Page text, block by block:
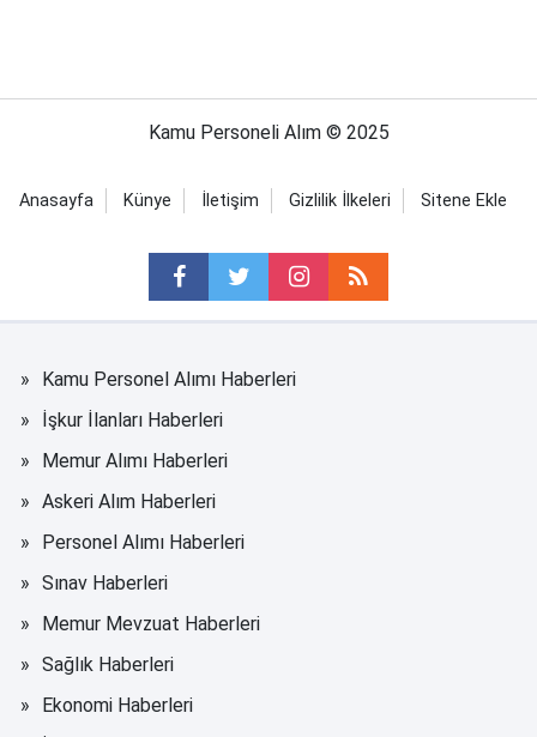
Kamu Personeli Alım © 2025
Anasayfa Künye İletişim Gizlilik İlkeleri Sitene Ekle
Kamu Personel Alımı Haberleri
İşkur İlanları Haberleri
Memur Alımı Haberleri
Askeri Alım Haberleri
Personel Alımı Haberleri
Sınav Haberleri
Memur Mevzuat Haberleri
Sağlık Haberleri
Ekonomi Haberleri